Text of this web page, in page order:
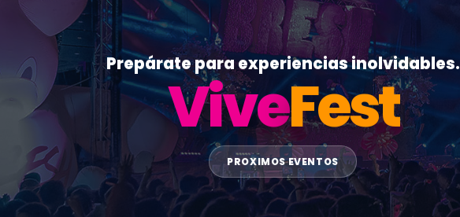
Prepárate para experiencias inolvidables.
ViveFest
PROXIMOS EVENTOS